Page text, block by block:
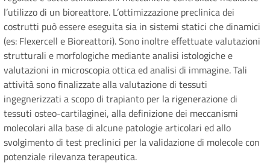
l’utilizzo di un bioreattore. L’ottimizzazione preclinica dei
costrutti può essere eseguita sia in sistemi statici che dinamici
(es: Flexercell e Bioreattori). Sono inoltre effettuate valutazioni
strutturali e morfologiche mediante analisi istologiche e
valutazioni in microscopia ottica ed analisi di immagine. Tali
attività sono finalizzate alla valutazione di tessuti
ingegnerizzati a scopo di trapianto per la rigenerazione di
tessuti osteo-cartilaginei, alla definizione dei meccanismi
molecolari alla base di alcune patologie articolari ed allo
svolgimento di test preclinici per la validazione di molecole con
potenziale rilevanza terapeutica.